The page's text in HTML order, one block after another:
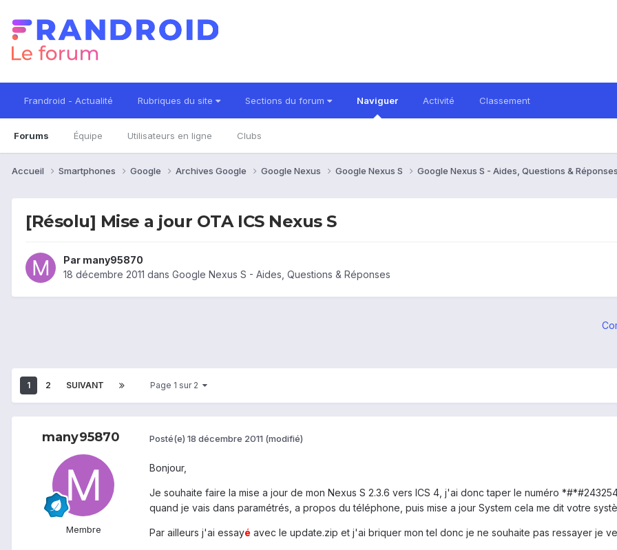
Frandroid - Actualité Rubriques du site Sections du forum Naviguer
Forums Équipe Utilisateurs en ligne Clubs
Activité Classement
Accueil Smartphones Google Archives Google Google Nexus Google Nexus S Google Nexus S - Aides, Questions & Réponses
[Résolu] Mise a jour OTA ICS Nexus S
Par many95870
18 décembre 2011 dans Google Nexus S - Aides, Questions & Réponses
1 2 SUIVANT Page 1 sur 2
many95870
Membre
Posté(e) 18 décembre 2011 (modifié)
Bonjour,
Je souhaite faire la mise a jour de mon Nexus S 2.3.6 vers ICS 4, j'ai donc taper le numéro
quand je vais dans paramétrés, a propos du téléphone, puis mise a jour System cela me dit votre
Par ailleurs j'ai essayé avec le update.zip et j'ai briquer mon tel donc je ne souhaite pas ressayer je